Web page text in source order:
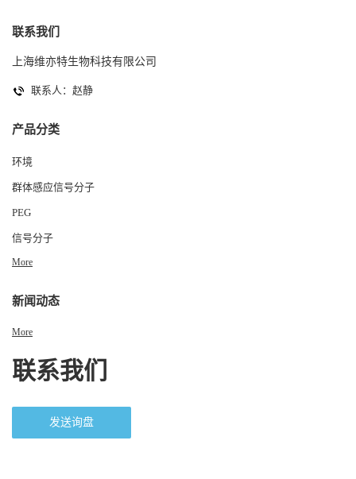
联系我们
上海维亦特生物科技有限公司
联系人：赵静
产品分类
环境
群体感应信号分子
PEG
信号分子
More
新闻动态
More
联系我们
发送询盘